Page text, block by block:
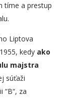
tíme a prestup
Liptova
kedy ako
majstra
súťaži
za